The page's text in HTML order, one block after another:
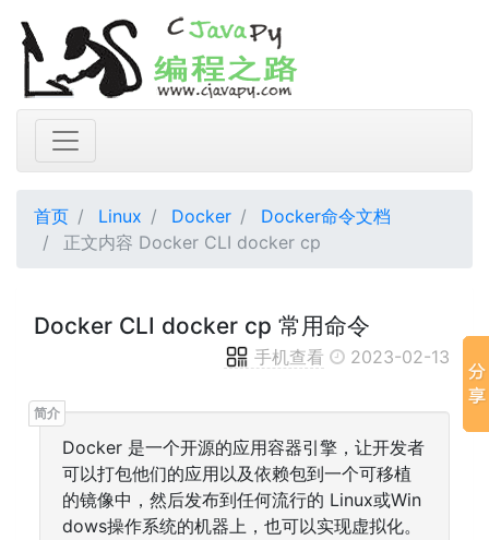
首页 Linux Docker
Docker命令文档
正文内容 Docker CLI docker cp
Docker CLI docker cp 常用命令
手机查看 2023-02-13
Docker 是一个开源的应用容器引擎，让开发者
可以打包他们的应用以及依赖包到一个可移植
的镜像中，然后发布到任何流行的 Linux或Win
dows操作系统的机器上，也可以实现虚拟化。